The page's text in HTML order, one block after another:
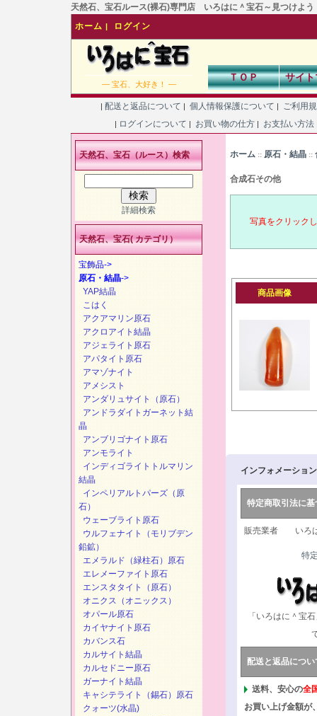
天然石、宝石ルース(裸石)専門店 いろはに＾宝石～見つけよ
ホーム | ログイン
― 宝石、大好き！ ―
ＴＯＰ サイ
| 配送と返品について | 個人情報保護について | ご利用
| ログインについて | お買い物の仕方 | お支払い方法
ホーム :: 原石・結晶 ::
合成石その他
写真をクリック
商品画像
インフォメーション
特定商取引法に基
販売業者 いろ
特
「いろはに＾宝
配送と返品につい
送料、安心の全
お買い上げ金額が
天然石、宝石（ルース）検索
詳細検索
天然石、宝石( カテゴリ）
宝飾品->
原石・結晶->
YAP結晶
こはく
アクアマリン原石
アクロアイト結晶
アジェライト原石
アパタイト原石
アマゾナイト
アメシスト
アンダリュサイト（原石）
アンドラダイトガーネット結
晶
アンブリゴナイト原石
アンモライト
インディゴライトトルマリン
結晶
インペリアルトパーズ（原
石）
ウェーブライト原石
ウルフェナイト（モリブデン
鉛鉱）
エメラルド（緑柱石）原石
エレメーファイト原石
エンスタタイト（原石）
オニクス（オニックス）
オパール原石
カイヤナイト原石
カバンス石
カルサイト結晶
カルセドニー原石
ガーナイト結晶
キャシテライト（錫石）原石
クォーツ(水晶)